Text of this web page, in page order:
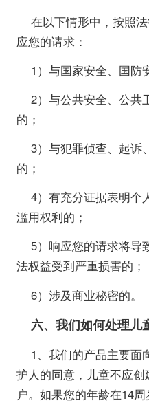
在以下情形中，按照
应您的请求：
1）与国家安全、国防
2）与公共安全、公共
的；
3）与犯罪侦查、起诉
的；
4）有充分证据表明个
滥用权利的；
5）响应您的请求将导
法权益受到严重损害的；
6）涉及商业秘密的。
六、我们如何处理儿
1、我们的产品主要面
护人的同意，儿童不应
户。如果您的年龄在14